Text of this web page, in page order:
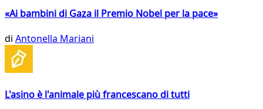
«Ai bambini di Gaza il Premio Nobel per la pace»
di Antonella Mariani
L'asino è l'animale più francescano di tutti